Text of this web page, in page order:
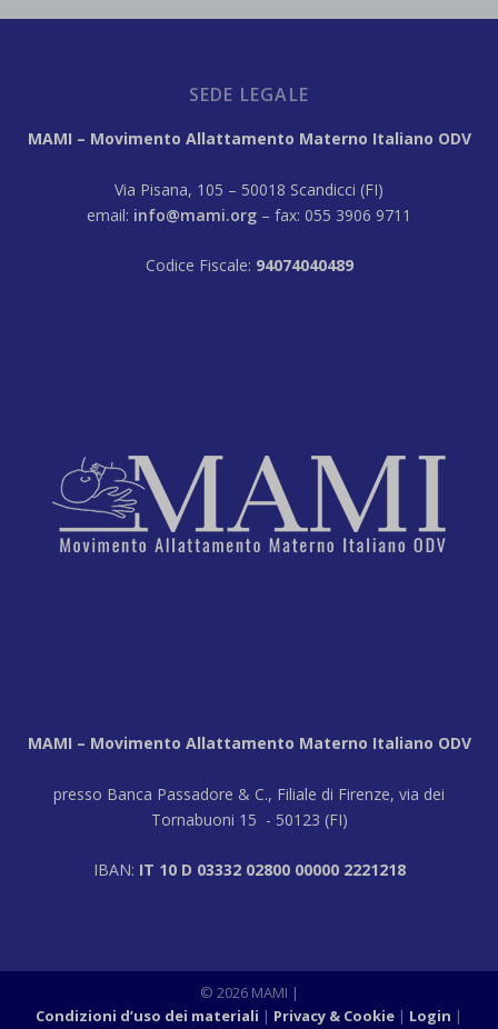
SEDE LEGALE
MAMI – Movimento Allattamento Materno Italiano ODV
Via Pisana, 105 – 50018 Scandicci (FI)
email: info@mami.org – fax: 055 3906 9711
Codice Fiscale: 94074040489
MAMI – Movimento Allattamento Materno Italiano ODV
presso Banca Passadore & C., Filiale di Firenze, via dei
Tornabuoni 15 - 50123 (FI)
IBAN: IT 10 D 03332 02800 00000 2221218
© 2026 MAMI |
Condizioni d’uso dei materiali
Privacy & Cookie Login |